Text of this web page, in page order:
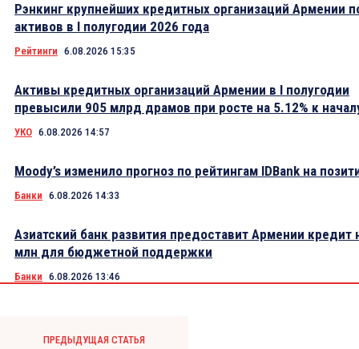
Рэнкинг крупнейших кредитных организаций Армении
активов в I полугодии 2026 года
Рейтинги 6.08.2026 15:35
Активы кредитных организаций Армении в I полугодии
превысили 905 млрд драмов при росте на 5.12% к
УКО 6.08.2026 14:57
Moody’s изменило прогноз по рейтингам IDBank на
Банки 6.08.2026 14:33
Азиатский банк развития предоставит Армении кредит
млн для бюджетной поддержки
Банки 6.08.2026 13:46
ПРЕДЫДУЩАЯ СТАТЬЯ